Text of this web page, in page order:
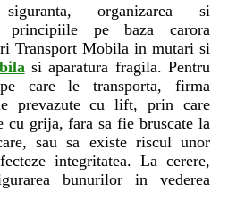
organizarea si
principiile pe baza carora
Transport Mobila in mutari si
si aparatura fragila. Pentru
care le transporta, firma
prevazute cu lift, prin care
cu grija, fara sa fie bruscate la
sau sa existe riscul unor
integritatea. La cerere,
bunurilor in vederea